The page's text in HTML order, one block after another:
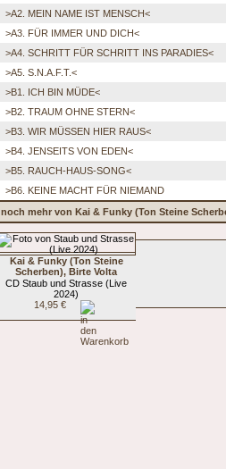
>A2. MEIN NAME IST MENSCH<
>A3. FÜR IMMER UND DICH<
>A4. SCHRITT FÜR SCHRITT INS PARADIES<
>A5. S.N.A.F.T.<
>B1. ICH BIN MÜDE<
>B2. TRAUM OHNE STERN<
>B3. WIR MÜSSEN HIER RAUS<
>B4. JENSEITS VON EDEN<
>B5. RAUCH-HAUS-SONG<
>B6. KEINE MACHT FÜR NIEMAND
noch mehr von Kai & Funky (Ton Steine
Kai & Funky (Ton Steine
Scherben), Birte Volta
CD Staub und Strasse (Live
2024)
14,95 €